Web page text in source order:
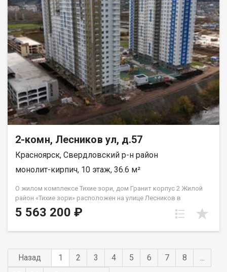
2-комн, Лесников ул, д.57
Красноярск, Свердловский р-н район
монолит-кирпич, 10 этаж, 36.6 м²
О жилом комплексе Тихие зори, дом Гранит корпус 2 Жилой
район «Тихие зори» расположен на улице Лесников в
Свердловском районе Красноярска и представлен
монолитно-кирпичными домами различной этажности. Дом
Преимущества жилого района «Тихие зори» Экологически
благоприятный район с красивыми видами на реку Енисей и
5 563 200 ₽
Назад 1 2 3 4 5 6 7 8
...